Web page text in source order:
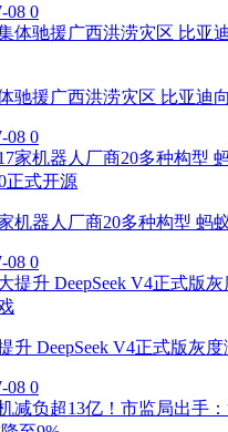
08 0
驰援广西洪涝灾区 比亚迪
08 0
机器人厂商20多种构型 蚂
08 0
升 DeepSeek V4正式版灰
08 0